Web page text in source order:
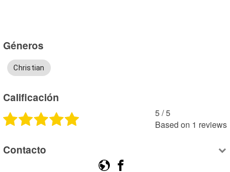
Géneros
Christian
Calificación
5 /5
Based on 1 reviews
Contacto